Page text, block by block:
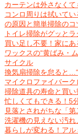
カーテンは外さなく
コンロ周りは拭いて
の原因と簡単掃除のコ
トイレ掃除がグッと
買い足し不要！家に
ワックスの“黄ばみ・
サイクル
換気扇掃除を怠ると
マイクロファイバー
掃除道具の寿命と買
忙しくてもできる！5
見落とされがちな「
洗濯機の見えない汚
暮らしが変わる！ア